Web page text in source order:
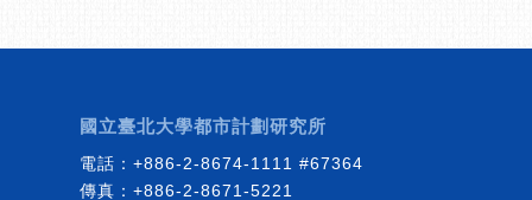
國立臺北大學都市計劃研究所
電話： +886-2-8674-1111 #67364
傳真：+886-2-8671-5221